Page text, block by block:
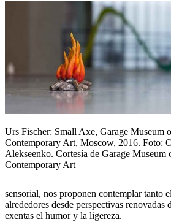
Urs Fischer: Small Axe, Garage Museum
Contemporary Art, Moscow, 2016. Foto:
Alekseenko. Cortesía de Garage Museum
Contemporary Art
sensorial, nos proponen contemplar tanto
alrededores desde perspectivas renovadas
exentas el humor y la ligereza.